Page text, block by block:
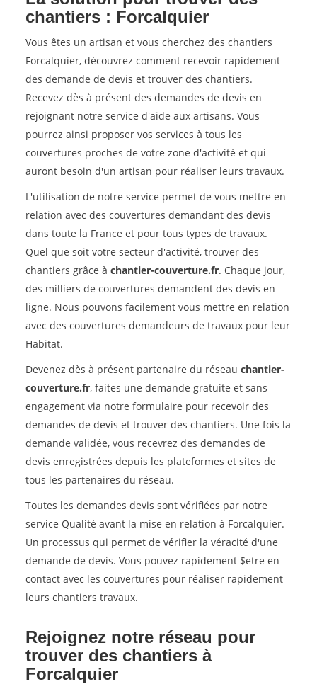
chantiers : Forcalquier
Vous êtes un artisan et vous cherchez des chantiers
Forcalquier, découvrez comment recevoir rapidement
des demande de devis et trouver des chantiers.
Recevez dès à présent des demandes de devis en
rejoignant notre service d'aide aux artisans. Vous
pourrez ainsi proposer vos services à tous les
couvertures proches de votre zone d'activité et qui
auront besoin d'un artisan pour réaliser leurs travaux.
L'utilisation de notre service permet de vous mettre en
relation avec des couvertures demandant des devis
dans toute la France et pour tous types de travaux.
Quel que soit votre secteur d'activité, trouver des
chantiers grâce à chantier-couverture.fr. Chaque jour,
des milliers de couvertures demandent des devis en
ligne. Nous pouvons facilement vous mettre en relation
avec des couvertures demandeurs de travaux pour leur
Habitat.
Devenez dès à présent partenaire du réseau chantier-
couverture.fr, faites une demande gratuite et sans
engagement via notre formulaire pour recevoir des
demandes de devis et trouver des chantiers. Une fois la
demande validée, vous recevrez des demandes de
devis enregistrées depuis les plateformes et sites de
tous les partenaires du réseau.
Toutes les demandes devis sont vérifiées par notre
service Qualité avant la mise en relation à Forcalquier.
Un processus qui permet de vérifier la véracité d'une
demande de devis. Vous pouvez rapidement $etre en
contact avec les couvertures pour réaliser rapidement
leurs chantiers travaux.
Rejoignez notre réseau pour
trouver des chantiers à
Forcalquier